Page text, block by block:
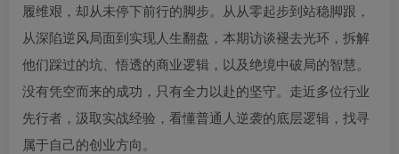
履维艰，却从未停下前行的脚步。从从零起步到站稳脚跟，
从深陷逆风局面到实现人生翻盘，本期访谈褪去光环，拆解
他们踩过的坑、悟透的商业逻辑，以及绝境中破局的智慧。
没有凭空而来的成功，只有全力以赴的坚守。走近多位行业
先行者，汲取实战经验，看懂普通人逆袭的底层逻辑，找寻
属于自己的创业方向。